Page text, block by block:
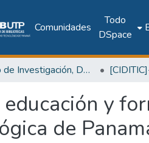
Comunidades
Todo
DSpace
Centro de Investigación, Desarrollo e Innovación en TIC
y
de